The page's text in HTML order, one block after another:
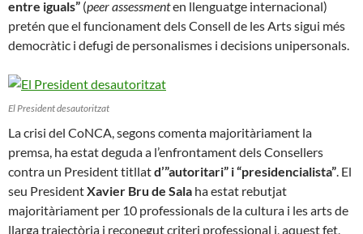
entre iguals” (peer assessmenten llenguatge internacional)
pretén que el funcionament dels Consell de les Arts sigui més
democràtic i defugi de personalismes i decisions unipersonals.
El President desautoritzat
La crisi del CoNCA, segons comenta majoritàriament la
premsa, ha estat deguda a l’enfrontament dels Consellers
contra un President titllatd’”autoritari” i “presidencialista”. El
seu PresidentXavier Bru de Sala ha estat rebutjat
majoritàriament per 10 professionals de la cultura i les arts de
llarga trajectòria i reconegut criteri professional i, aquest fet,